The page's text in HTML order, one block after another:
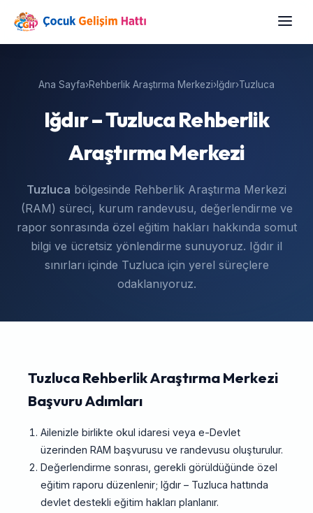
Ana Sayfa›Rehberlik Araştırma Merkezi›Iğdır›Tuzluca
Iğdır – Tuzluca Rehberlik
Araştırma Merkezi
Tuzluca bölgesinde Rehberlik Araştırma Merkezi
(RAM) süreci, kurum randevusu, değerlendirme ve
rapor sonrasında özel eğitim hakları hakkında somut
bilgi ve ücretsiz yönlendirme sunuyoruz. Iğdır il
sınırları içinde Tuzluca için yerel süreçlere
odaklanıyoruz.
Tuzluca Rehberlik Araştırma Merkezi
Başvuru Adımları
Ailenizle birlikte okul idaresi veya e-Devlet
üzerinden RAM başvurusu ve randevusu oluşturulur.
Değerlendirme sonrası, gerekli görüldüğünde özel
eğitim raporu düzenlenir; Iğdır – Tuzluca hattında
devlet destekli eğitim hakları planlanır.